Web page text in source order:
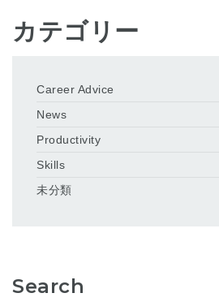
カテゴリー
Career Advice
News
Productivity
Skills
未分類
Search